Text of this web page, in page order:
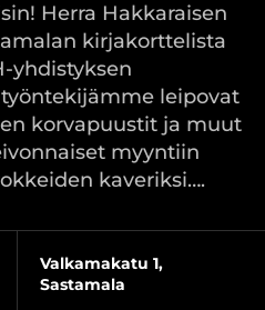
Herra Hakkaraisen
kirjakorttelista
yhdistyksen
leipovat
korvapuustit ja muut
myyntiin
kaveriksi….
Valkamakatu 1,
Sastamala